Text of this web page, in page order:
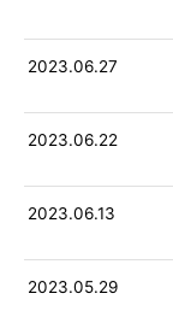
2023.06.27
2023.06.22
2023.06.13
2023.05.29